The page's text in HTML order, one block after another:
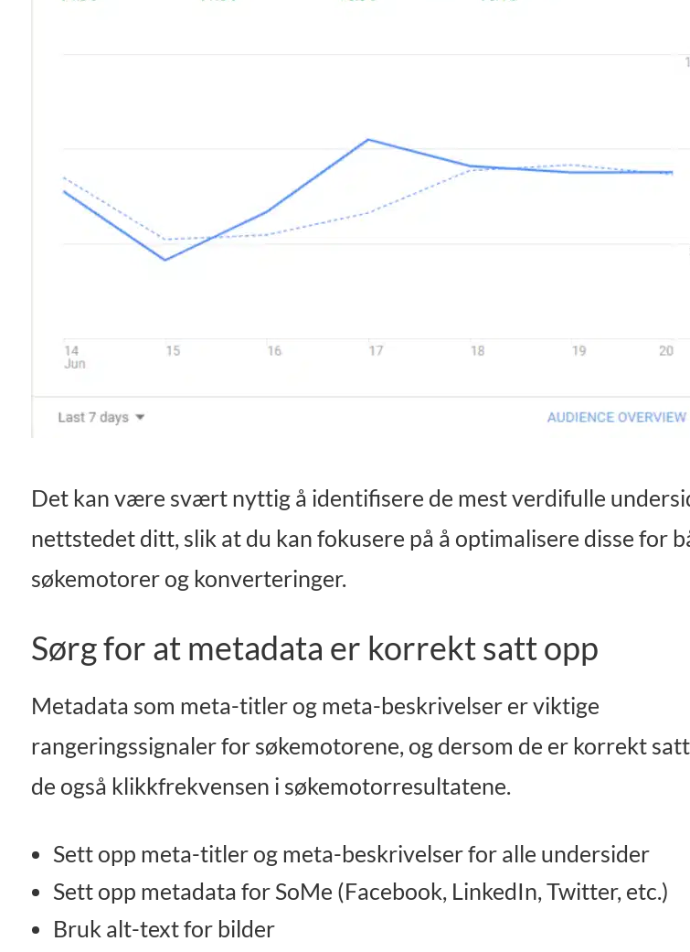
Det kan være svært nyttig å identifisere de mest verdifulle
nettstedet ditt, slik at du kan fokusere på å optimalisere disse for
søkemotorer og konverteringer.
Sørg for at metadata er korrekt satt opp
Metadata som meta-titler og meta-beskrivelser er viktige
rangeringssignaler for søkemotorene, og dersom de er korrekt
de også klikkfrekvensen i søkemotorresultatene.
Sett opp meta-titler og meta-beskrivelser for alle undersider
Sett opp metadata for SoMe (Facebook, LinkedIn, Twitter, etc.)
Bruk alt-text for bilder